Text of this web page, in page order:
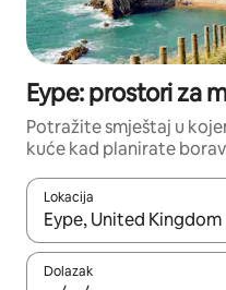
Eype: prostori za
Potražite smještaj u
kuće kad planirate
Lokacija
Kada budu dostupni
Dolazak